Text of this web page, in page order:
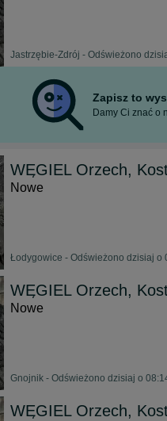
Jastrzębie-Zdrój - Odświeżono
Zapisz to
Damy Ci znać o
WĘGIEL Orzech,
Nowe
Łodygowice - Odświeżono dzisiaj o
WĘGIEL Orzech,
Nowe
Gnojnik - Odświeżono dzisiaj o
WĘGIEL Orzech,